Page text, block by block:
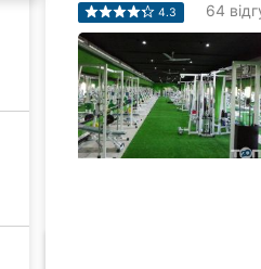
4.3 64